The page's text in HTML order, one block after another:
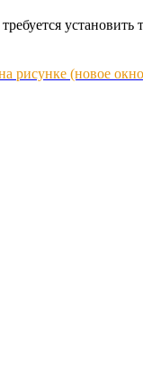
рисунке (новое